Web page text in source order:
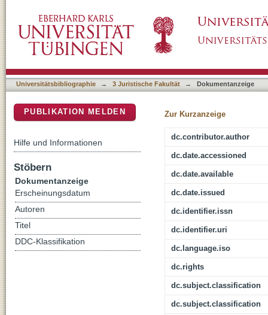
Wohlfahrtsstandards und politische
Universitätsbibliographie → 3 Juristische Fakultät → Dokumentanzeige
Zur Kurzanzeige
dc.contributor.author
dc.date.accessioned
dc.date.available
dc.date.issued
dc.identifier.issn
dc.identifier.uri
dc.language.iso
dc.rights
dc.subject.classification
dc.subject.classification
PUBLIKATION MELDEN
Hilfe und Informationen
Stöbern
Dokumentanzeige
Erscheinungsdatum
Autoren
Titel
DDC-Klassifikation